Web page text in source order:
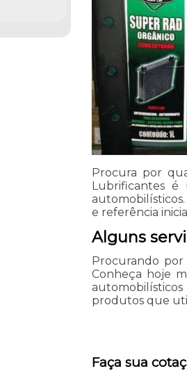
Procura por
Lubrificantes é
e referência
Alguns
Procurando
Conheça hoje
produtos que
Faça sua